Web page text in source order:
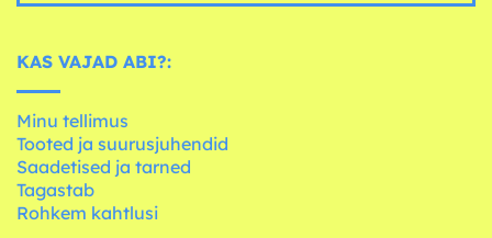
KAS VAJAD ABI?:
Minu tellimus
Tooted ja suurusjuhendid
Saadetised ja tarned
Tagastab
Rohkem kahtlusi